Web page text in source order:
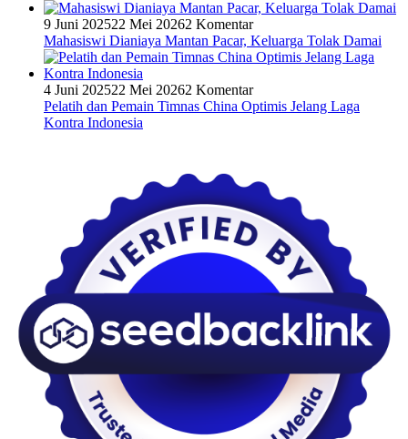
9 Juni 202522 Mei 20262 Komentar
Mahasiswi Dianiaya Mantan Pacar, Keluarga Tolak Damai
4 Juni 202522 Mei 20262 Komentar
Pelatih dan Pemain Timnas China Optimis Jelang Laga
Kontra Indonesia